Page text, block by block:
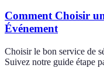
Comment Choisir
Événement
Choisir le bon service de
Suivez notre guide étape